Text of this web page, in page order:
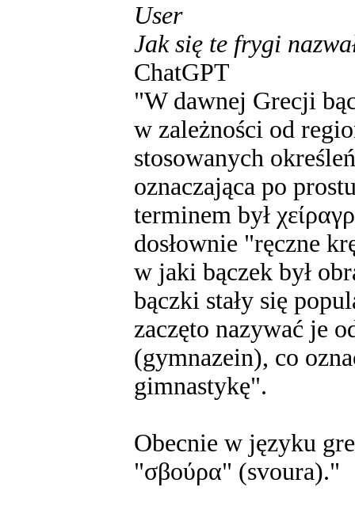
User
Jak się te frygi
ChatGPT
"W dawnej Grecji
w zależności od
stosowanych
oznaczająca po
terminem był
dosłownie "ręczne
w jaki bączek był
bączki stały się
zaczęto nazywać je
(gymnazein), co
gimnastykę".
Obecnie w języku
"σβούρα" (svoura)."